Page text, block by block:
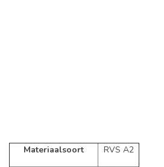
Materiaalsoort RVS A2